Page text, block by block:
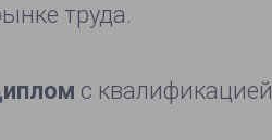
труда.
с квалификацией